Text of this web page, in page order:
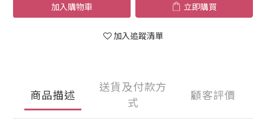
加入購物車 立即購買
加入追蹤清單
商品描述
送貨及付款方
式
顧客評價